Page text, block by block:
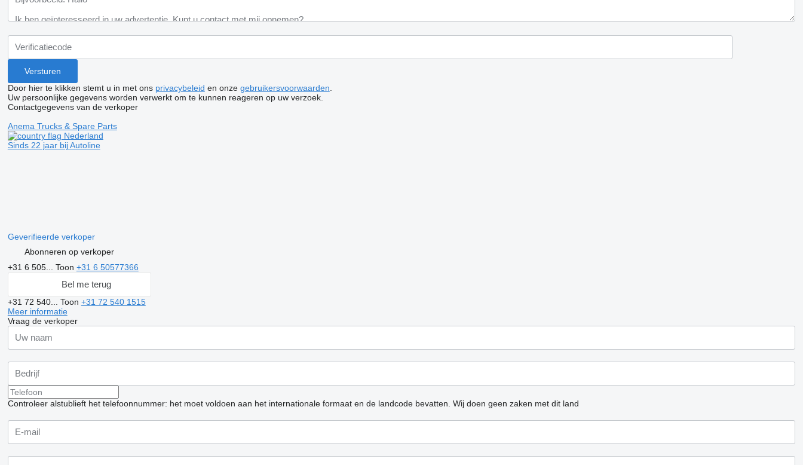
Door hier te klikken stemt u in met ons privacybeleid en onze gebruikersvoorwaarden
Uw persoonlijke gegevens worden verwerkt om te kunnen reageren op uw verzoek.
Contactgegevens van de verkoper
Anema Trucks & Spare Parts
Nederland
Sinds 22 jaar bij Autoline
Geverifieerde verkoper
Abonneren op verkoper
+31 6 505... Toon +31 6 50577366
Bel me terug
+31 72 540... Toon +31 72 540 1515
Meer informatie
Vraag de verkoper
Controleer alstublieft het telefoonnummer: het moet voldoen aan het internationale formaat en de landcode bevatten. Wij doen geen zaken met dit land